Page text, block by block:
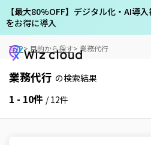
【最大80%OFF】デジタル化・AI導
をお得に導入
TOP 目的から探す 業務代行
業務代行 の検索結果
1 - 10件 / 12件